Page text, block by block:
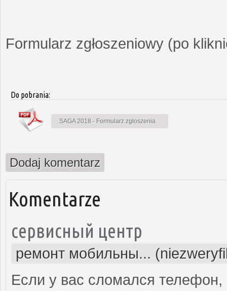
Formularz zgłoszeniowy (po
Do pobrania:
SAGA 2018 - Formularz zgłoszenia
Dodaj komentarz
Komentarze
сервисный центр
ремонт мобильны...
Если у вас сломался